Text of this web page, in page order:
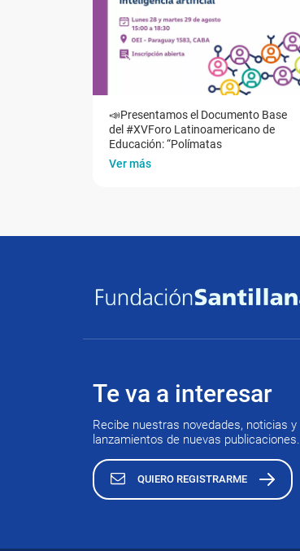
📣Presentamos el Documento Base
del #XVForo Latinoamericano de
Educación: “Polímatas
Ver más
Te va a interesar
Recibe nuestras novedades, noticias y
lanzamientos de nuevas publicaciones.
QUIERO REGISTRARME